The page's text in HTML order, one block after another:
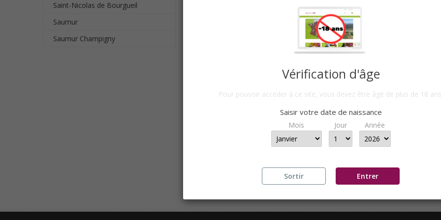
Saint-Nicolas de Bourgueil
Saumur
Saumur Champigny
CABERNET D'ANJOU ROSÉ CUVÉE...
PAR 6 BTLLES
Vérification d'âge
Pour pouvoir accéder à ce site, vous devez être âgé de plus de 18
Saisir votre date de naissance
Mois Jour Année
Sortir Entrer